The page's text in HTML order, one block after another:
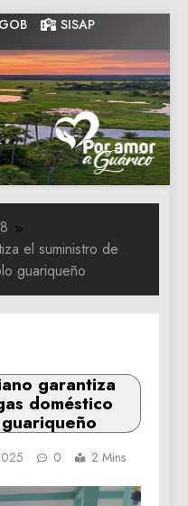
SISAP
Guarico
de Guarico
el suministro de
guariqueño
garantiza
doméstico
0 2 Mins